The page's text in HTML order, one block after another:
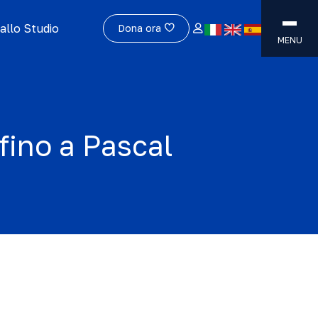
Studio Dona ora
MENU
a Pascal